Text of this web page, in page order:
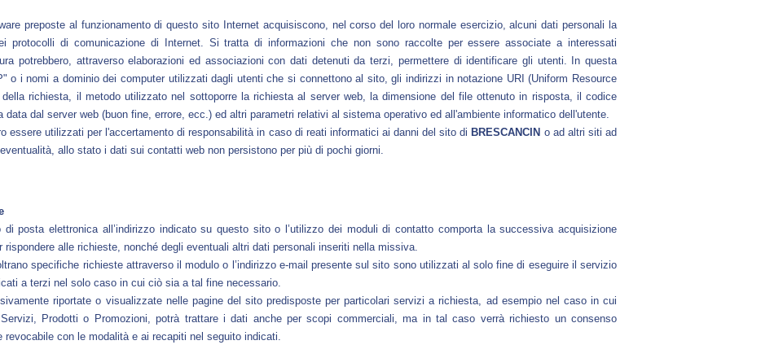
preposte al funzionamento di questo sito Internet acquisiscono, nel corso del loro normale esercizio, alcuni dati personali la
protocolli di comunicazione di Internet. Si tratta di informazioni che non sono raccolte per essere associate a interessati
potrebbero, attraverso elaborazioni ed associazioni con dati detenuti da terzi, permettere di identificare gli utenti. In questa
o i nomi a dominio dei computer utilizzati dagli utenti che si connettono al sito, gli indirizzi in notazione URI (Uniform Resource
della richiesta, il metodo utilizzato nel sottoporre la richiesta al server web, la dimensione del file ottenuto in risposta, il codice
dal server web (buon fine, errore, ecc.) ed altri parametri relativi al sistema operativo ed all'ambiente informatico dell'utente.
essere utilizzati per l'accertamento di responsabilità in caso di reati informatici ai danni del sito di BRESCANCIN o ad altri siti ad
allo stato i dati sui contatti web non persistono per più di pochi giorni.
di posta elettronica all’indirizzo indicato su questo sito o l’utilizzo dei moduli di contatto comporta la successiva acquisizione
rispondere alle richieste, nonché degli eventuali altri dati personali inseriti nella missiva.
specifiche richieste attraverso il modulo o l’indirizzo e-mail presente sul sito sono utilizzati al solo fine di eseguire il servizio
a terzi nel solo caso in cui ciò sia a tal fine necessario.
riportate o visualizzate nelle pagine del sito predisposte per particolari servizi a richiesta, ad esempio nel caso in cui
Prodotti o Promozioni, potrà trattare i dati anche per scopi commerciali, ma in tal caso verrà richiesto un consenso
con le modalità e ai recapiti nel seguito indicati.